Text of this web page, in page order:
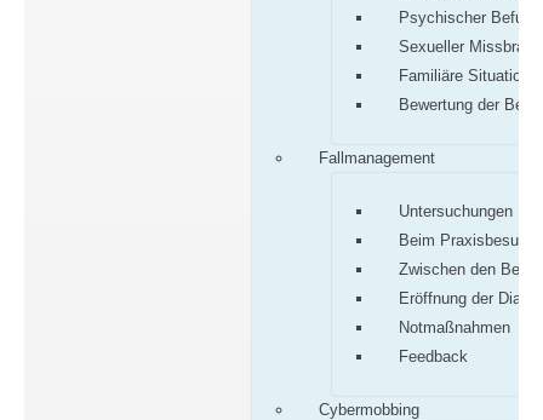
Psychischer Befund
Sexueller
Familiäre Situation
Bewertung der
Fallmanagement
Untersuchungen
Beim Praxisbesuch
Zwischen den
Eröffnung der
Notmaßnahmen
Feedback
Cybermobbing